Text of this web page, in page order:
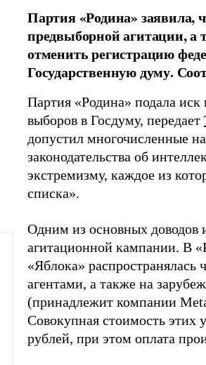
Партия «Родина» заявила,
предвыборной агитации, а
отменить регистрацию
Государственную думу.
Партия «Родина» подала
выборов в Госдуму, передает
допустил многочисленные
законодательства об
экстремизму, каждое из
списка».
Одним из основных доводов
агитационной кампании. В
«Яблока»
агентами, а также на
(принадлежит компании
Совокупная стоимость этих
рублей, при этом оплата